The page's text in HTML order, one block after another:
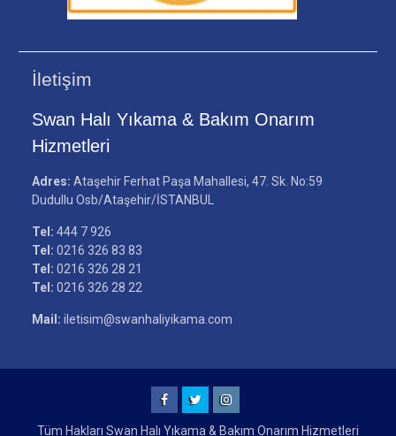
İletişim
Swan Halı Yıkama & Bakım Onarım
Hizmetleri
Adres: Ataşehir Ferhat Paşa Mahallesi, 47. Sk. No:59
Dudullu Osb/Ataşehir/İSTANBUL
Tel: 444 7 926
Tel: 0216 326 83 83
Tel: 0216 326 28 21
Tel: 0216 326 28 22
Mail: iletisim@swanhaliyikama.com
FacebookTwitterInstagram
Tüm Hakları Swan Halı Yıkama & Bakım Onarım Hizmetleri